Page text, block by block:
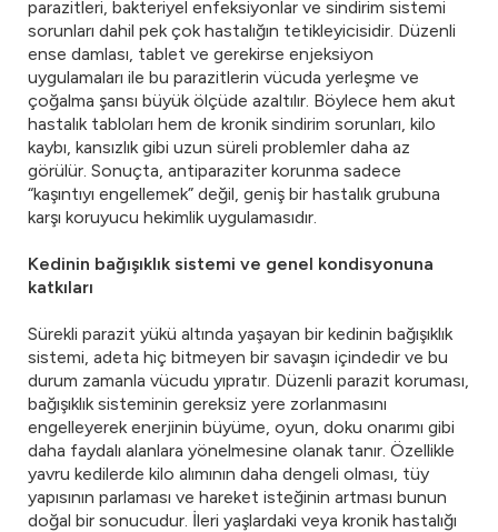
parazitleri, bakteriyel enfeksiyonlar ve sindirim sistemi
sorunları dahil pek çok hastalığın tetikleyicisidir. Düzenli
ense damlası, tablet ve gerekirse enjeksiyon
uygulamaları ile bu parazitlerin vücuda yerleşme ve
çoğalma şansı büyük ölçüde azaltılır. Böylece hem akut
hastalık tabloları hem de kronik sindirim sorunları, kilo
kaybı, kansızlık gibi uzun süreli problemler daha az
görülür. Sonuçta, antiparaziter korunma sadece
“kaşıntıyı engellemek” değil, geniş bir hastalık grubuna
karşı koruyucu hekimlik uygulamasıdır.
Kedinin bağışıklık sistemi ve genel kondisyonuna
katkıları
Sürekli parazit yükü altında yaşayan bir kedinin bağışıklık
sistemi, adeta hiç bitmeyen bir savaşın içindedir ve bu
durum zamanla vücudu yıpratır. Düzenli parazit koruması,
bağışıklık sisteminin gereksiz yere zorlanmasını
engelleyerek enerjinin büyüme, oyun, doku onarımı gibi
daha faydalı alanlara yönelmesine olanak tanır. Özellikle
yavru kedilerde kilo alımının daha dengeli olması, tüy
yapısının parlaması ve hareket isteğinin artması bunun
doğal bir sonucudur. İleri yaşlardaki veya kronik hastalığı